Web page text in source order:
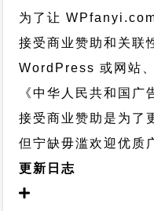
为了让
接受商业赞助和关联
WordPress 或网站
《中华人民共和国广
接受商业赞助是为了
但宁缺毋滥欢迎优质
更新日志